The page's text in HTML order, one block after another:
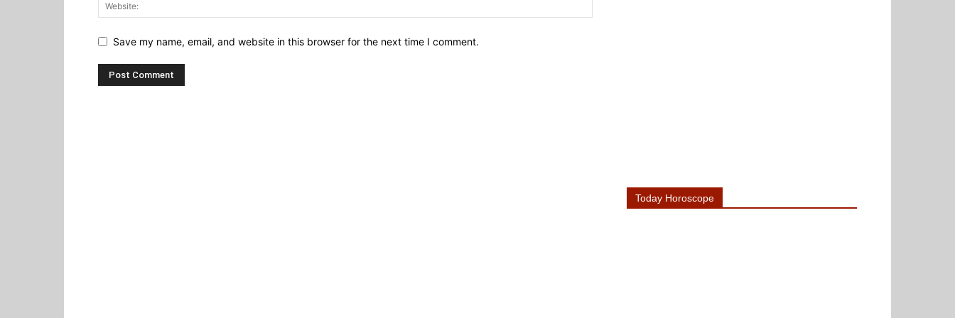
Save my name, email, and website in this browser for the next time I comment.
Today Horoscope